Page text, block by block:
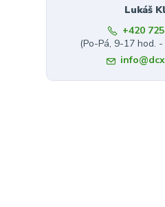
Lukáš
+420
(Po-Pá, 9-17 hod.